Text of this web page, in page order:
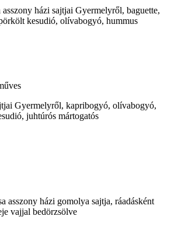
házi sajtjai Gyermelyről, baguette,
kesudió, olívabogyó, hummus
Gyermelyről, kapribogyó, olívabogyó,
juhtúrós mártogatós
asszony házi gomolya sajtja, ráadásként
vajjal bedörzsölve